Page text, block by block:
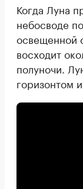
Когда Луна
небосводе
освещенной
восходит
полуночи.
горизонтом